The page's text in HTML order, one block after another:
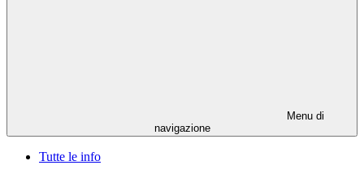
Menu di
navigazione
Tutte le info